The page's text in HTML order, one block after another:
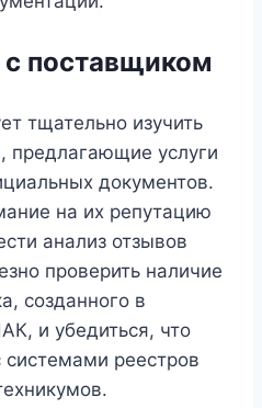
поставщиком
тщательно изучить
предлагающие услуги
документов.
на их репутацию
анализ отзывов
проверить наличие
созданного в
и убедиться, что
системами реестров